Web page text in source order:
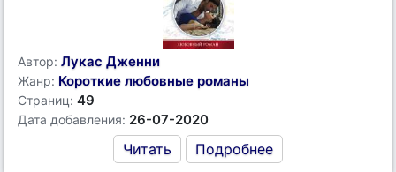
Автор: Лукас Дженни
Жанр: Короткие любовные романы
Страниц: 49
Дата добавления: 26-07-2020
Читать Подробнее